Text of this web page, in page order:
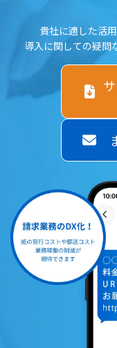
貴社に適した活
導入に関しての疑問